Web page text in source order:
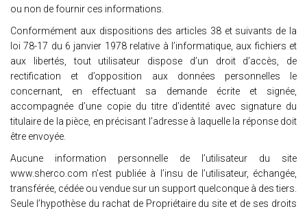
ou non de fournir ces informations.
Conformément aux dispositions des articles 38 et suivants de la
loi 78-17 du 6 janvier 1978 relative à l’informatique, aux fichiers et
aux libertés, tout utilisateur dispose d’un droit d’accès, de
rectification et d’opposition aux données personnelles le
concernant, en effectuant sa demande écrite et signée,
accompagnée d’une copie du titre d’identité avec signature du
titulaire de la pièce, en précisant l’adresse à laquelle la réponse doit
être envoyée.
Aucune information personnelle de l’utilisateur du site
www.sherco.com n’est publiée à l’insu de l’utilisateur, échangée,
transférée, cédée ou vendue sur un support quelconque à des tiers.
Seule l’hypothèse du rachat de Propriétaire du site et de ses droits